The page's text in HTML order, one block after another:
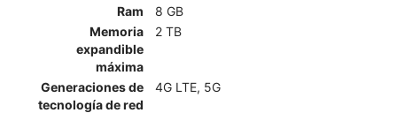
Ram
8 GB
Memoria
expandible
máxima
2 TB
Generaciones de
tecnología de red
4G LTE, 5G